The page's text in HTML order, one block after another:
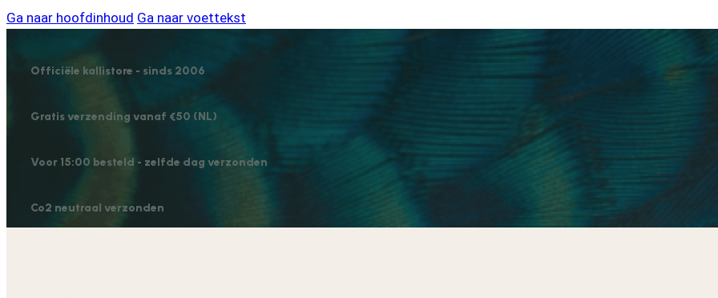
Ga naar hoofdinhoud Ga naar voettekst
Officiële kallistore - sinds 2006
Gratis verzending vanaf €50 (NL)
Voor 15:00 besteld - zelfde dag verzonden
Co2 neutraal verzonden